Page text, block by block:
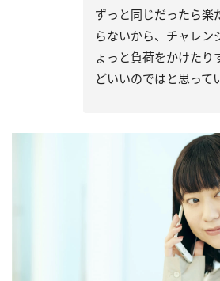
ずっと同じだったら楽
らないから、チャレン
ょっと負荷をかけたり
どいいのではと思って